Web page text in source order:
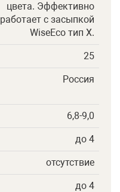
цвета. Эффективно
работает с засыпкой
WiseEco тип Х.
25
Россия
6,8-9,0
до 4
отсутствие
до 4